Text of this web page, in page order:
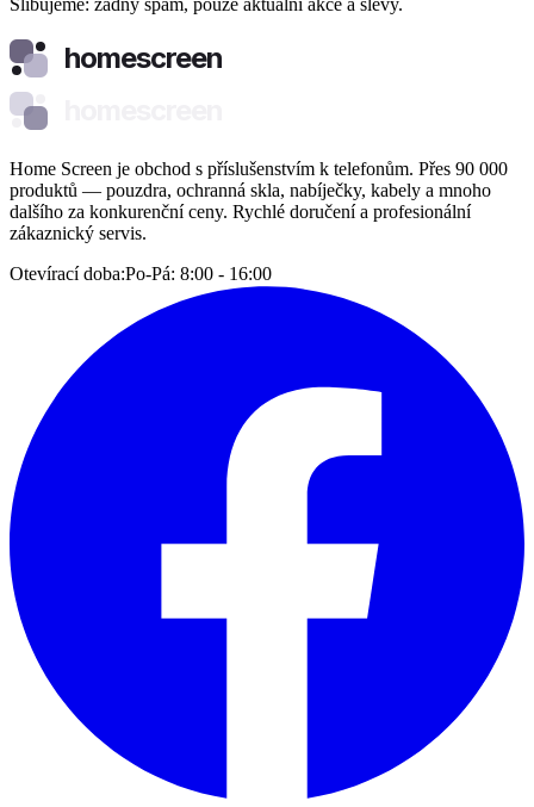
homescreen
Home Screen je obchod s příslušenstvím k telefonům. Přes 90 000
produktů — pouzdra, ochranná skla, nabíječky, kabely a mnoho
dalšího za konkurenční ceny. Rychlé doručení a profesionální
zákaznický servis.
Otevírací doba:Po-Pá: 8:00 - 16:00